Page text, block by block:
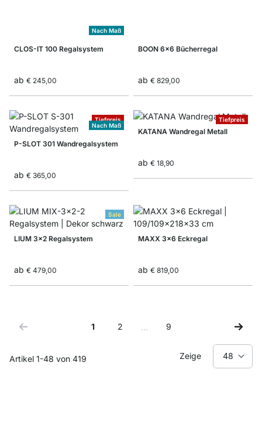
Nach Maß
CLOS-IT 100 Regalsystem
ab € 245,00
BOON 6x6 Bücherregal
ab € 829,00
Tiefpreis
Nach Maß
P-SLOT 301 Wandregalsystem
ab € 365,00
Tiefpreis
KATANA Wandregal Metall
ab € 18,90
Sale
LIUM 3x2 Regalsystem
ab € 479,00
MAXX 3x6 Eckregal
ab € 819,00
Artikel 1-48 von 419
Sie lesen gerade Seite
1
Seite
2 …
Seite
9
Zeige